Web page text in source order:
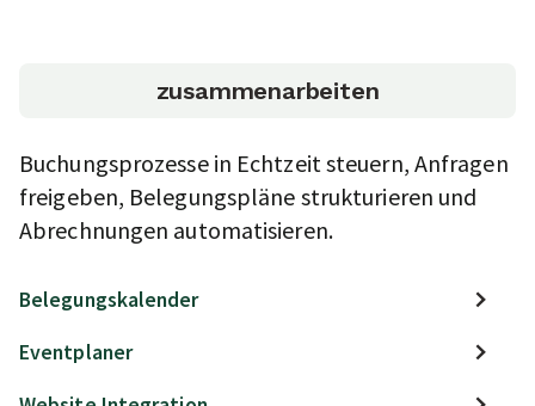
zusammenarbeiten
Buchungsprozesse in Echtzeit steuern, Anfragen
freigeben, Belegungspläne strukturieren und
Abrechnungen automatisieren.
Belegungskalender
Eventplaner